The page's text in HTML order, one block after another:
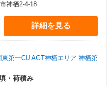
神栖2-4-18
詳細を見る
第一CU AGT神栖エリア 神栖第
・荷積み